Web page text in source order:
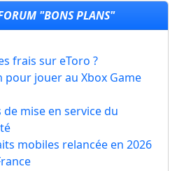
"BONS PLANS"
frais sur eToro ?
pour jouer au Xbox Game
mise en service du
mobiles relancée en 2026